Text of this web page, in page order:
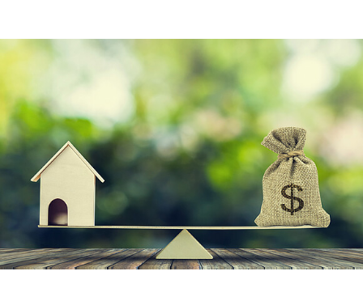
zwar bauen, die Verzögerung des Bauvorhabens und
die daraus entstehenden Kosten sind jedoch unter
Umständen erheblich.